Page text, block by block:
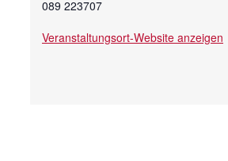
089 223707
Veranstaltungsort-Website anzeigen